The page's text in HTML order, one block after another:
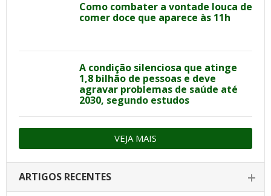
Como combater a vontade louca de
comer doce que aparece às 11h
A condição silenciosa que atinge
1,8 bilhão de pessoas e deve
agravar problemas de saúde até
2030, segundo estudos
VEJA MAIS
ARTIGOS RECENTES